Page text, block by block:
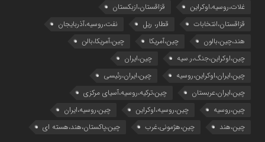
غلات،روسیه،اوکراین
قزاقستان،ازبکستان
قزاقستان،انتخابات
قطار، ریل
نفت،روسیه،آذربایجان
هند،چین،بالون
چین،آمریکا
چین،آمریکا،بالن
چین،اوکراین،جنگ،ر.سیه
چین،ایران
چین،ایران،اوکراین،روسیه
چین،ایران،رئیسی
چین،ایران،عربستان
چین،ترکیه،روسیه،آسیای مرکزی
چین،روسیه
چین،روسیه،اوکراین
چین،روسیه،ایران
چین،هند
چین،هژمونی،غرب چین،پاکستان،هند،هسته ای